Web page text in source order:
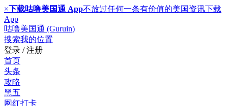
×下载咕噜美国通 App不放过任何一条有价值的美国资讯下载
App
咕噜美国通 (Guruin)
搜索我的位置
登录 / 注册
首页
头条
攻略
黑五
网红打卡